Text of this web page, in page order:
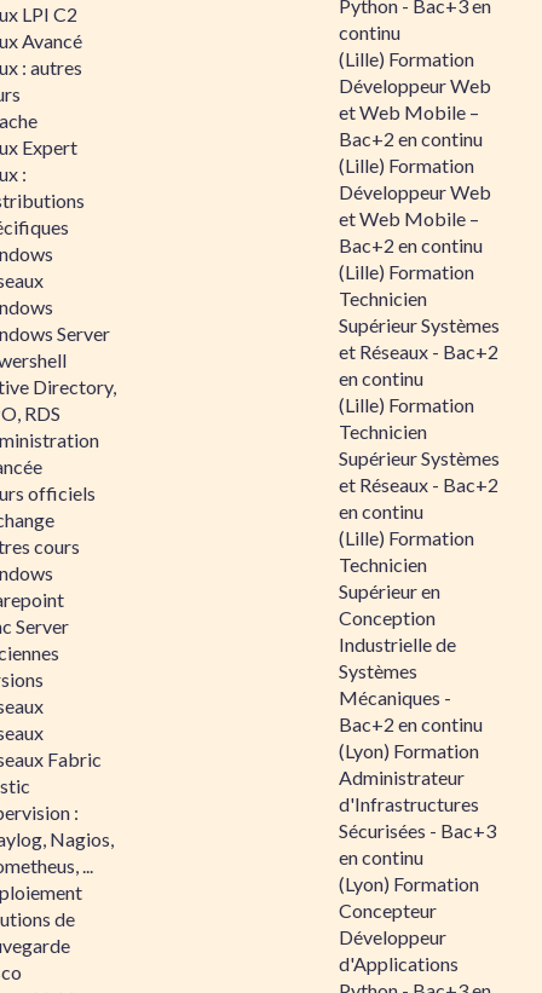
LPI C2
Avancé
: autres
Expert
:
Server
Directory,
RDS
officiels
cours
Server
Fabric
:
Nagios,
...
de
Python - Bac+3 en
continu
(Lille) Formation
Développeur Web
et Web Mobile –
Bac+2 en continu
(Lille) Formation
Développeur Web
et Web Mobile –
Bac+2 en continu
(Lille) Formation
Technicien
Supérieur Systèmes
et Réseaux - Bac+2
en continu
(Lille) Formation
Technicien
Supérieur Systèmes
et Réseaux - Bac+2
en continu
(Lille) Formation
Technicien
Supérieur en
Conception
Industrielle de
Systèmes
Mécaniques -
Bac+2 en continu
(Lyon) Formation
Administrateur
d'Infrastructures
Sécurisées - Bac+3
en continu
(Lyon) Formation
Concepteur
Développeur
d'Applications